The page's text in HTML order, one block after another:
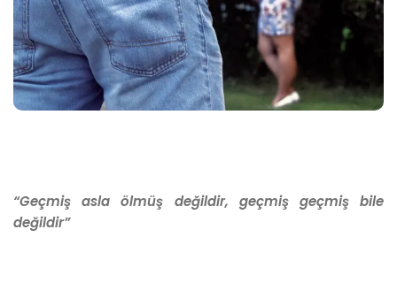
“Geçmiş asla ölmüş değildir, geçmiş geçmiş bile
değildir”